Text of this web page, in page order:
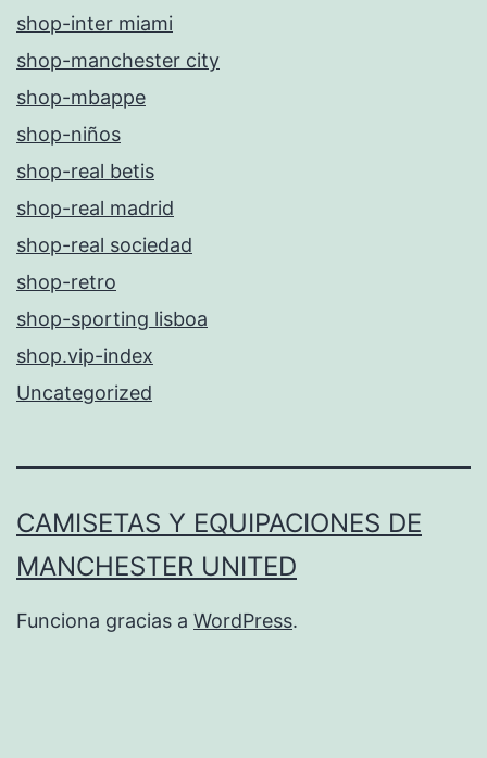
shop-inter miami
shop-manchester city
shop-mbappe
shop-niños
shop-real betis
shop-real madrid
shop-real sociedad
shop-retro
shop-sporting lisboa
shop.vip-index
Uncategorized
CAMISETAS Y EQUIPACIONES DE
MANCHESTER UNITED
Funciona gracias a WordPress.